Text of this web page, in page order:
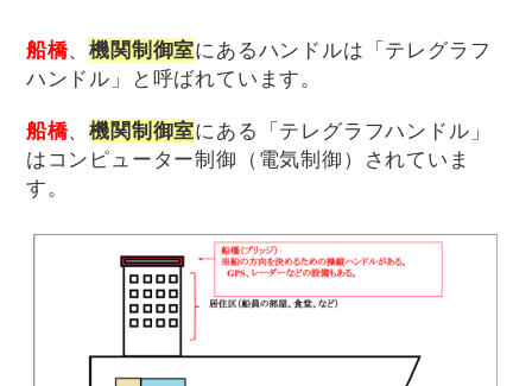
船橋、機関制御室にあるハンドルは「テレグラフ
ハンドル」と呼ばれています。
船橋、機関制御室にある「テレグラフハンドル」
はコンピューター制御（電気制御）されていま
す。